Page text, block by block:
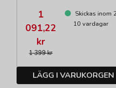
1 399 kr
1
091,22
kr
Skickas inom
10 vardagar
LÄGG I VARUKORGEN